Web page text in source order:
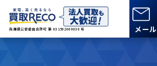
兵庫県公安委員会許可 第 631502000030 号 メール